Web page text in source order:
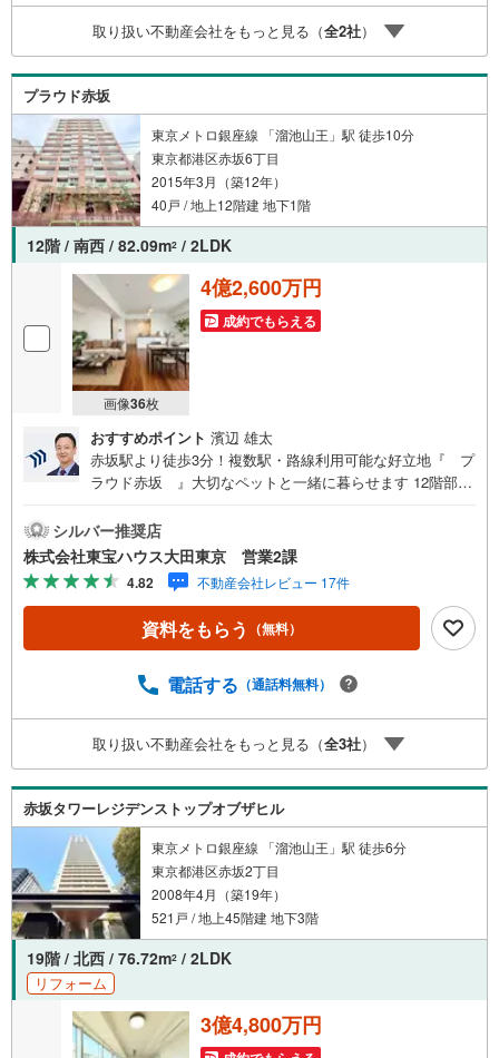
のご請求はお気軽にどうぞ♪お電話でのお問い合わせも常
時受け付けております！お気軽にお問い合わせください。
取り扱い不動産会社をもっと見る（全2社）
プラウド赤坂
東京メトロ銀座線 「溜池山王」駅 徒歩10分
東京都港区赤坂6丁目
2015年3月（築12年）
40戸 / 地上12階建 地下1階
12階 / 南西 / 82.09m2 / 2LDK
画像36枚
4億2,600万円
成約でもらえる
おすすめポイント 濱辺 雄太
赤坂駅より徒歩3分！複数駅・路線利用可能な好立地『 プ
ラウド赤坂 』大切なペットと一緒に暮らせます 12階部分
スポーザーが付いたシステムキッチン 乾燥や空気の汚れが
少なく暖かく過ごせる床暖房 浴室乾燥機付で雨の日でもス
トレスなくお洗濯 オートロック付なのでセキュリティ面も
安心です 留守中も荷物を受け取ることができる宅配ボック
ス有～東京、川崎エリアの「住まい」探しに確かな安心と
満足を～ 東宝ハウス大田東京ならではの高品質なサービス
ンのご相談 FPによるライフプランのシミュレーションお電
ボタンよりご予約いただくとご見学がスムーズにご案内で
きます。お客様のお住まいへの「希望」を形にするべく全
力でお手伝いさせていただきます。お会いできる日を心待
ちにしております。
シルバー推奨店
株式会社東宝ハウス大田東京 営業2課
4.82 不動産会社レビュー 17件
資料をもらう （無料）
電話する （通話料無料）
取り扱い不動産会社をもっと見る（全3社）
赤坂タワーレジデンストップオブザヒル
東京メトロ銀座線 「溜池山王」駅 徒歩6分
東京都港区赤坂2丁目
2008年4月（築19年）
521戸 / 地上45階建 地下3階
19階 / 北西 / 76.72m2 / 2LDK
リフォーム
3億4,800万円